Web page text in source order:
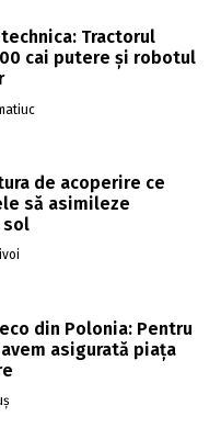
Tractorul
cai putere și robotul
de acoperire ce
să asimileze
sol
din Polonia: Pentru
asigurată piața